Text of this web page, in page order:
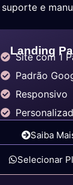
e
Landing
Site com 1
Padrão
Responsivo
Saiba
Selecionar